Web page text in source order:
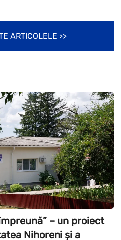
ARTICOLELE >>
– un proiect
Nihoreni și a